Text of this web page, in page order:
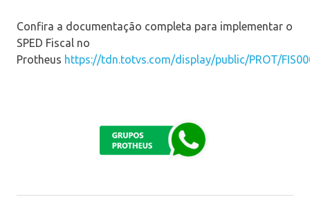
Confira a documentação completa para implementar o
SPED Fiscal no
Protheus https://tdn.totvs.com/display/public/PROT/